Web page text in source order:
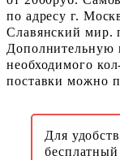
по адресу г.
Славянский мир.
Дополнительную
необходимого
поставки можно
Для